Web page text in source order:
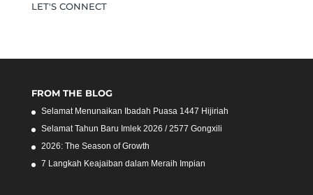
LET'S CONNECT
FROM THE BLOG
Selamat Menunaikan Ibadah Puasa 1447 Hijiriah
Selamat Tahun Baru Imlek 2026 / 2577 Gongxili
2026: The Season of Growth
7 Langkah Keajaiban dalam Meraih Impian